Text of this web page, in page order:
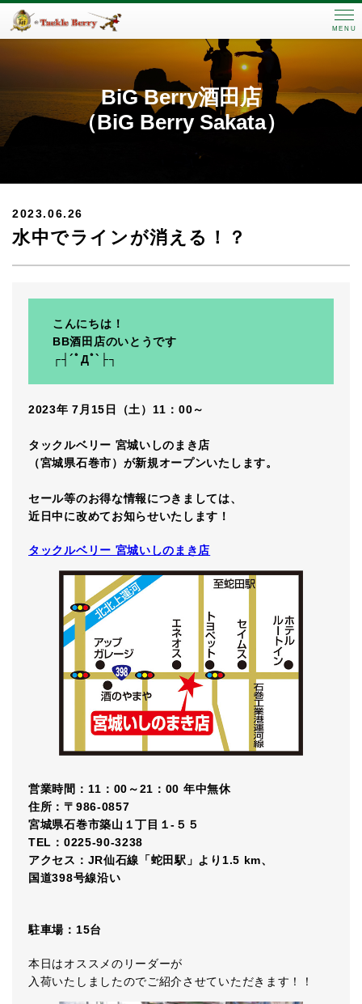
MENU
BiG Berry酒田店
（BiG Berry Sakata）
2023.06.26
水中でラインが消える！？
こんにちは！
BB酒田店のいとうです
┌┤´ﾟДﾟ`├┐
2023年 7月15日（土）11：00～
タックルベリー 宮城いしのまき店
（宮城県石巻市）が新規オープンいたします。
セール等のお得な情報につきましては、
近日中に改めてお知らせいたします！
タックルベリー 宮城いしのまき店
営業時間：11：00～21：00 年中無休
住所：〒986-0857
宮城県石巻市築山１丁目１-５５
TEL：0225-90-3238
アクセス：JR仙石線「蛇田駅」より1.5 km、
国道398号線沿い
駐車場：15台
本日はオススメのリーダーが
入荷いたしましたのでご紹介させていただきます！！